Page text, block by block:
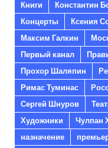
Книги
Константин
Концерты
Ксения
Максим Галкин
Первый канал
Прохор Шаляпин
Римас Туминас
Сергей Шнуров
Художники
Чулпан
назначение